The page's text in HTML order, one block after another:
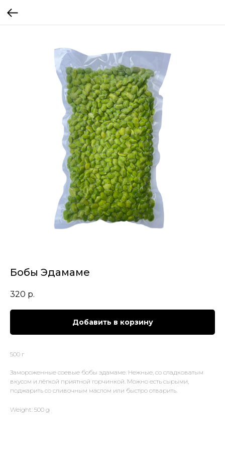
Бобы Эдамаме
320 р.
Добавить в корзину
500 г
Замороженные соевые бобы эдамаме. Нежные, со сладковатым
вкусом и лёгкой приятной горчинкой. Можно есть сырыми,
поджарить со сливочным маслом или быстро отварить.
Weight: 500 g